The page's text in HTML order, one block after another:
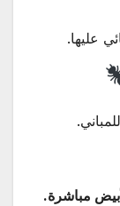
عليها.
مباشرة.